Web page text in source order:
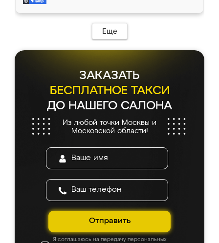
мебель сразу встала на свое место без
каких-либо доработок. Качеством осталась
довольна, все выглядит так, как и ожидала.
Еще
ЗАКАЗАТЬ
БЕСПЛАТНОЕ ТАКСИ
ДО НАШЕГО САЛОНА
Из любой точки Москвы и
Московской области!
Отправить
Я соглашаюсь на передачу персональных